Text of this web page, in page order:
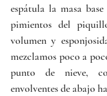
espátula la masa
pimientos del
volumen y
mezclamos poco a
punto de nieve,
envolventes de abajo